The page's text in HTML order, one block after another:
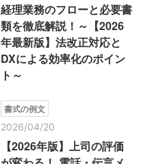
経理業務のフローと必要書
類を徹底解説！～【2026
年最新版】法改正対応と
DXによる効率化のポイン
ト～
書式の例文
2026/04/20
【2026年版】上司の評価